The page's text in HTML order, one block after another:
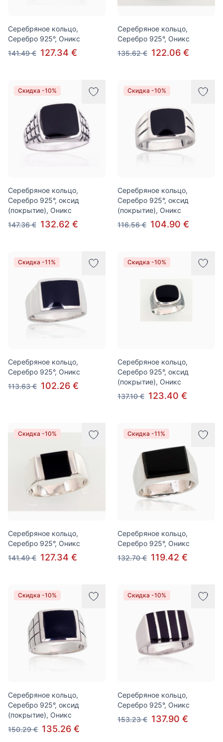
Серебряное кольцо,
Серебро 925°, Оникс
141.49 € 127.34 €
Серебряное кольцо,
Серебро 925°, Оникс
135.62 € 122.06 €
Скидка -10%
Серебряное кольцо,
Серебро 925°, оксид
(покрытие), Оникс
147.36 € 132.62 €
Скидка -10%
Серебряное кольцо,
Серебро 925°, оксид
(покрытие), Оникс
116.56 € 104.90 €
Скидка -11%
Серебряное кольцо,
Серебро 925°, Оникс
113.63 € 102.26 €
Скидка -10%
Серебряное кольцо,
Серебро 925°, оксид
(покрытие), Оникс
137.10 € 123.40 €
Скидка -10%
Серебряное кольцо,
Серебро 925°, Оникс
141.49 € 127.34 €
Скидка -11%
Серебряное кольцо,
Серебро 925°, Оникс
132.70 € 119.42 €
Скидка -10%
Серебряное кольцо,
Серебро 925°, оксид
(покрытие), Оникс
150.29 € 135.26 €
Скидка -10%
Серебряное кольцо,
Серебро 925°, Оникс
153.23 € 137.90 €